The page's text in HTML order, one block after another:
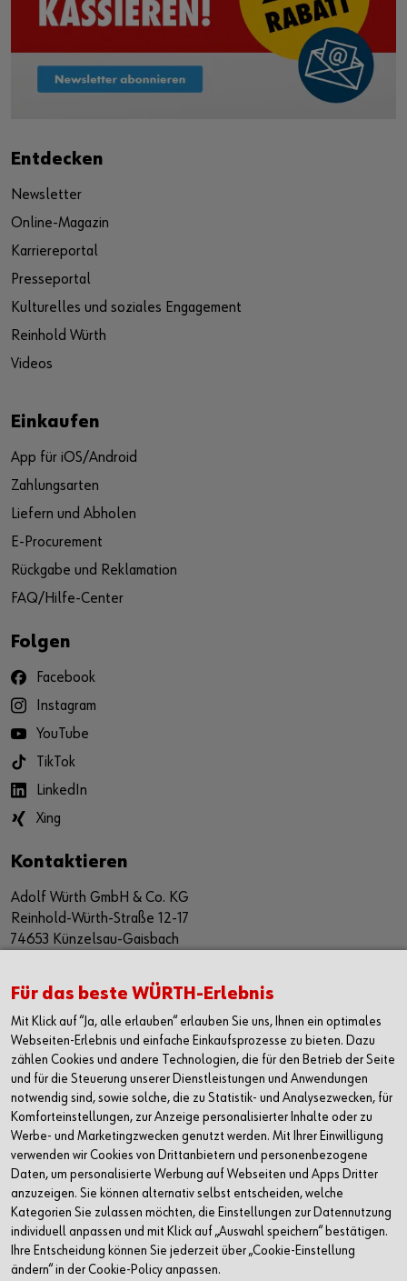
Entdecken
Newsletter
Online-Magazin
Karriereportal
Presseportal
Kulturelles und soziales Engagement
Reinhold Würth
Videos
Einkaufen
App für iOS/Android
Zahlungsarten
Liefern und Abholen
E-Procurement
Rückgabe und Reklamation
FAQ/Hilfe-Center
Folgen
Facebook
Instagram
YouTube
TikTok
LinkedIn
Xing
Kontaktieren
Adolf Würth GmbH & Co. KG
Reinhold-Würth-Straße 12-17
74653 Künzelsau-Gaisbach
Alle Kontaktmöglichkeiten
+49 7940 15-2400
info@wuerth.com
Für das beste WÜRTH-Erlebnis
Mit Klick auf “Ja, alle erlauben“ erlauben Sie uns, Ihnen ein optimales
Webseiten-Erlebnis und einfache Einkaufsprozesse zu bieten. Dazu
zählen Cookies und andere Technologien, die für den Betrieb der Seite
und für die Steuerung unserer Dienstleistungen und Anwendungen
notwendig sind, sowie solche, die zu Statistik- und Analysezwecken, für
Komforteinstellungen, zur Anzeige personalisierter Inhalte oder zu
Werbe- und Marketingzwecken genutzt werden. Mit Ihrer Einwilligung
verwenden wir Cookies von Drittanbietern und personenbezogene
Daten, um personalisierte Werbung auf Webseiten und Apps Dritter
anzuzeigen. Sie können alternativ selbst entscheiden, welche
Kategorien Sie zulassen möchten, die Einstellungen zur Datennutzung
individuell anpassen und mit Klick auf „Auswahl speichern“ bestätigen.
Ihre Entscheidung können Sie jederzeit über „Cookie-Einstellung
ändern“ in der Cookie-Policy anpassen.